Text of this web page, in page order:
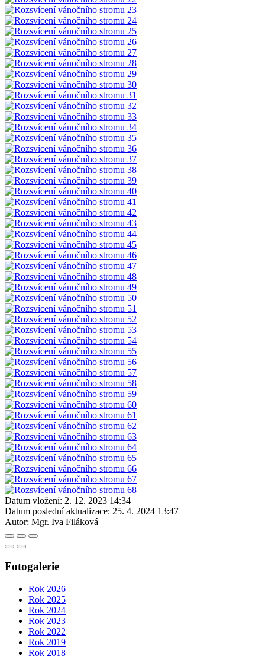
Datum vložení: 2. 12. 2023 14:34
Datum poslední aktualizace: 25. 4. 2024 13:47
Autor: Mgr. Iva Filáková
Fotogalerie
Rok 2026
Rok 2025
Rok 2024
Rok 2023
Rok 2022
Rok 2019
Rok 2018